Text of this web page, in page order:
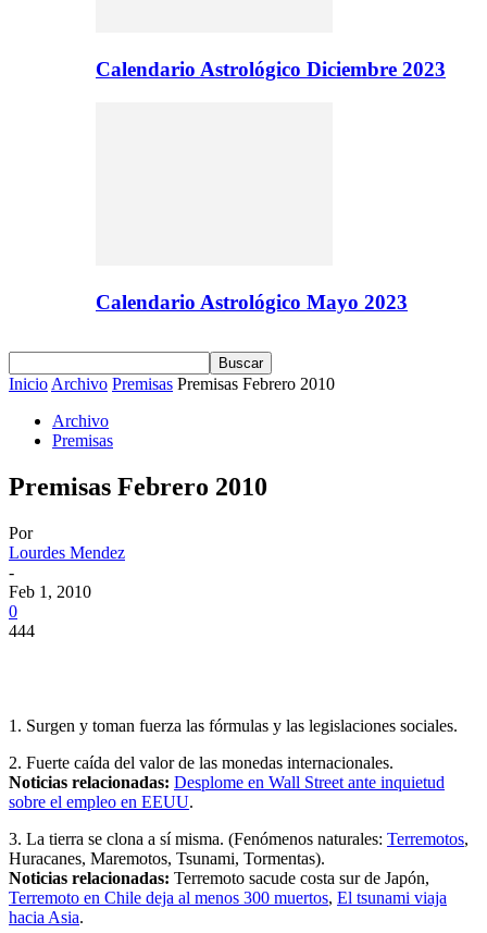
Calendario Astrológico Diciembre 2023
Calendario Astrológico Mayo 2023
Inicio Archivo Premisas Premisas Febrero 2010
Archivo
Premisas
Premisas Febrero 2010
Por
Lourdes Mendez
-
Feb 1, 2010
0
444
1. Surgen y toman fuerza las fórmulas y las legislaciones sociales.
2. Fuerte caída del valor de las monedas internacionales.
Noticias relacionadas: Desplome en Wall Street ante inquietud
sobre el empleo en EEUU.
3. La tierra se clona a sí misma. (Fenómenos naturales: Terremotos,
Huracanes, Maremotos, Tsunami, Tormentas).
Noticias relacionadas: Terremoto sacude costa sur de Japón,
Terremoto en Chile deja al menos 300 muertos, El tsunami viaja
hacia Asia.